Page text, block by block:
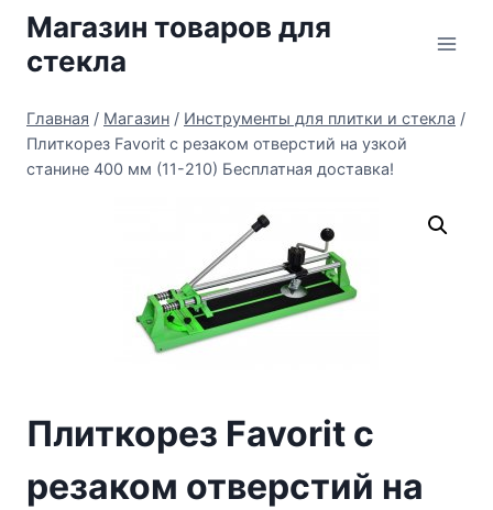
Перейти
содержимому
Магазин товаров для
стекла
Главная / Магазин / Инструменты для плитки и стекла /
Плиткорез Favorit с резаком отверстий на узкой
станине 400 мм (11-210) Бесплатная доставка!
Плиткорез Favorit с
резаком отверстий на